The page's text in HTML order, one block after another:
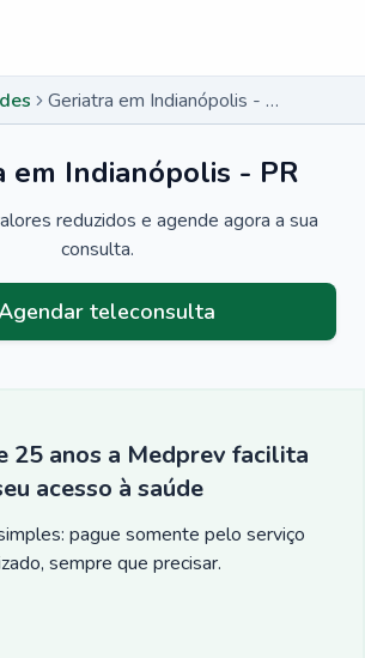
Geriatra em Indianópolis - PR
em Indianópolis - PR
reduzidos e agende agora a sua
consulta.
teleconsulta
25 anos a Medprev facilita
acesso à saúde
pague somente pelo serviço
sempre que precisar.